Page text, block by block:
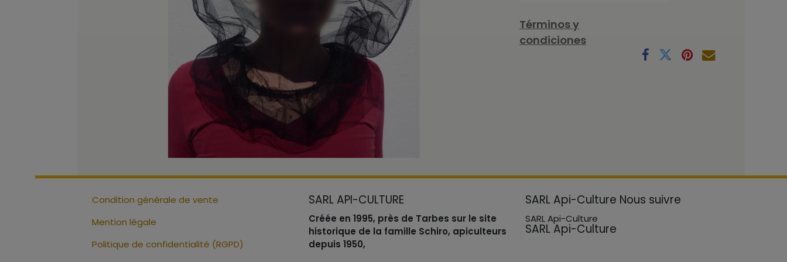
Términos y
condiciones
Condition générale de vente
Mention légale
Politique de confidentialité (RGPD)
SARL API-CULTURE
Créée en 1995, près de Tarbes sur le site
historique de la famille Schiro, apiculteurs
depuis 1950,
SARL Api-Culture Nous suivre
SARL Api-Culture
SARL Api-Culture